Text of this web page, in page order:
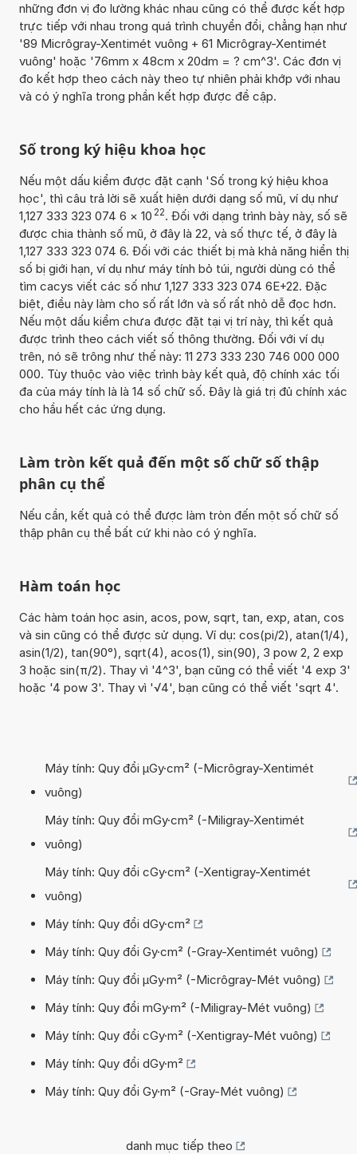
những đơn vị đo lường khác nhau cũng có thể được kết hợp
trực tiếp với nhau trong quá trình chuyển đổi, chẳng hạn như
'89 Micrôgray-Xentimét vuông + 61 Micrôgray-Xentimét
vuông' hoặc '76mm x 48cm x 20dm = ? cm^3'. Các đơn vị
đo kết hợp theo cách này theo tự nhiên phải khớp với nhau
và có ý nghĩa trong phần kết hợp được đề cập.
Số trong ký hiệu khoa học
Nếu một dấu kiểm được đặt cạnh 'Số trong ký hiệu khoa
học', thì câu trả lời sẽ xuất hiện dưới dạng số mũ, ví dụ như
1,127 333 323 074 6 × 10 22. Đối với dạng trình bày này, số sẽ
được chia thành số mũ, ở đây là 22, và số thực tế, ở đây là
1,127 333 323 074 6. Đối với các thiết bị mà khả năng hiển thị
số bị giới hạn, ví dụ như máy tính bỏ túi, người dùng có thể
tìm cacys viết các số như 1,127 333 323 074 6E+22. Đặc
biệt, điều này làm cho số rất lớn và số rất nhỏ dễ đọc hơn.
Nếu một dấu kiểm chưa được đặt tại vị trí này, thì kết quả
được trình theo cách viết số thông thường. Đối với ví dụ
trên, nó sẽ trông như thế này: 11 273 333 230 746 000 000
000. Tùy thuộc vào việc trình bày kết quả, độ chính xác tối
đa của máy tính là là 14 số chữ số. Đây là giá trị đủ chính xác
cho hầu hết các ứng dụng.
Làm tròn kết quả đến một số chữ số thập
phân cụ thể
Nếu cần, kết quả có thể được làm tròn đến một số chữ số
thập phân cụ thể bất cứ khi nào có ý nghĩa.
Hàm toán học
Các hàm toán học asin, acos, pow, sqrt, tan, exp, atan, cos
và sin cũng có thể được sử dụng. Ví dụ: cos(pi/2), atan(1/4),
asin(1/2), tan(90°), sqrt(4), acos(1), sin(90), 3 pow 2, 2 exp
3 hoặc sin(π/2). Thay vì '4^3', bạn cũng có thể viết '4 exp 3'
hoặc '4 pow 3'. Thay vì '√4', bạn cũng có thể viết 'sqrt 4'.
Máy tính: Quy đổi µGy·cm² (-Micrôgray-Xentimét
vuông)
Máy tính: Quy đổi mGy·cm² (-Miligray-Xentimét
vuông)
Máy tính: Quy đổi cGy·cm² (-Xentigray-Xentimét
vuông)
Máy tính: Quy đổi dGy·cm²
Máy tính: Quy đổi Gy·cm² (-Gray-Xentimét vuông)
Máy tính: Quy đổi µGy·m² (-Micrôgray-Mét vuông)
Máy tính: Quy đổi mGy·m² (-Miligray-Mét vuông)
Máy tính: Quy đổi cGy·m² (-Xentigray-Mét vuông)
Máy tính: Quy đổi dGy·m²
Máy tính: Quy đổi Gy·m² (-Gray-Mét vuông)
danh mục tiếp theo